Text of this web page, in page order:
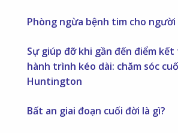
Phòng ngừa bệnh tim cho người
Sự giúp đỡ khi gần đến điểm
hành trình kéo dài: chăm sóc
Huntington
Bất an giai đoạn cuối đời là gì?